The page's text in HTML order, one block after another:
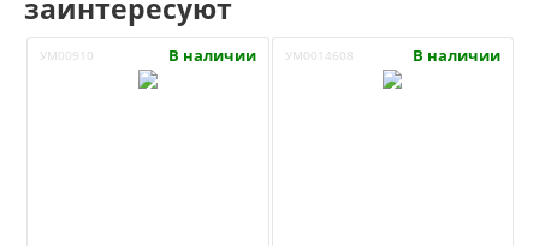
заинтересуют
УМ00910 В наличии УМ0014608 В наличии